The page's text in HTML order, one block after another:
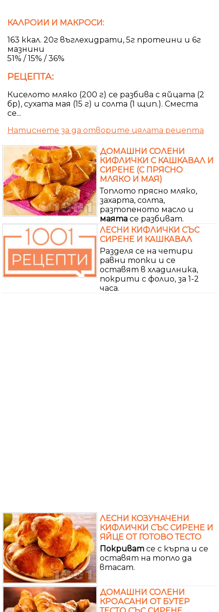
КАЛРОИИ И МАКРОСИ:
163 ккал. 20г въглехидрати, 5г протеини и 6г
мазнини
51% / 15% / 36%
РЕЦЕПТА:
Киселото мляко (200 г) се разбива с яйцата (2
бр), сухата мая (15 г) и солта (1 щип.). Сместа
се...
Натиснете за да отворите цялата рецепта
ДОМАШНИ СОЛЕНИ
КИФЛИЧКИ С КАШКАВАЛ И
СИРЕНЕ (С ПРЯСНО
МЛЯКО И МАЯ)
Топлото прясно мляко,
захарта, солта,
разтопеното масло и
маята се разбиват.
ЛЕСНИ КИФЛИЧКИ СЪС
СИРЕНЕ И КАШКАВАЛ
Разделя се на четири
равни топки и се
оставят в хладилника,
покрити с фолио, за 1-2
часа.
ЛЕСНИ КОЗУНАЧЕНИ
КИФЛИЧКИ СЪС СИРЕНЕ И
ЯЙЦЕ ОТ ГОТОВО ТЕСТО
Покриват се с кърпа и се
оставят на топло да
втасат.
ДОМАШНИ СОЛЕНИ
КРОАСАНИ ОТ БУТЕР